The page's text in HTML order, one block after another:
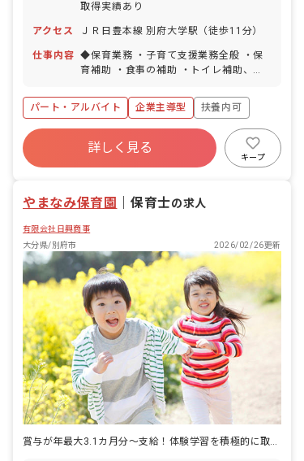
取得実績あり
アクセス ＪＲ日豊本線 別府大学駅（徒歩11分）
仕事内容 ◆保育業務 ・子育て支援業務全般 ・保
育補助 ・食事の補助 ・トイレ補助、オ
用エプロン貸与 ■園児年齢層：0～5歳児
パート・アルバイト 企業主導型 扶養内可
詳しく見る
キープ
やまなみ保育園 ｜保育士の求人
有限会社日興商事
大分県/別府市
2026/02/26更新
賞与が年最大3.1カ月分～支給！体験学習を積極的に取り入れている園です